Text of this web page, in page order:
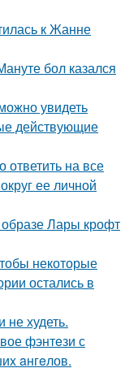
к Жанне
бол казался
увидеть
действующие
на все
ее личной
Лары крофт
некоторые
остались в
худеть.
фэнтeзи с
aнгeлов.